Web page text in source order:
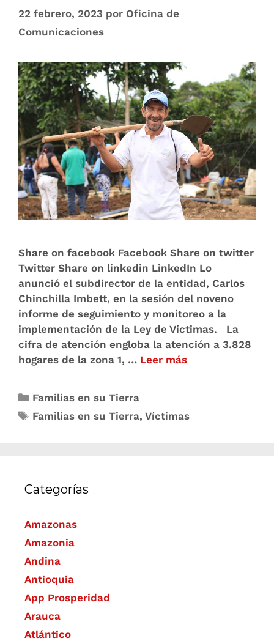
22 febrero, 2023 por Oficina de
Comunicaciones
Share on facebook Facebook Share on twitter
Twitter Share on linkedin LinkedIn Lo
anunció el subdirector de la entidad, Carlos
Chinchilla Imbett, en la sesión del noveno
informe de seguimiento y monitoreo a la
implementación de la Ley de Víctimas. La
cifra de atención engloba la atención a 3.828
hogares de la zona 1, … Leer más
Familias en su Tierra
Familias en su Tierra,Víctimas
Categorías
Amazonas
Amazonia
Andina
Antioquia
App Prosperidad
Arauca
Atlántico